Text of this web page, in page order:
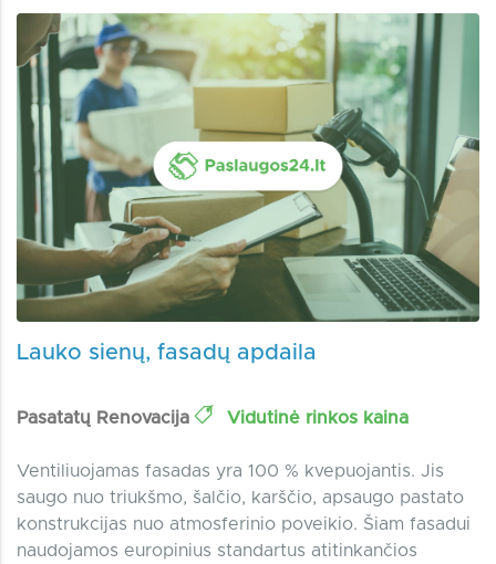
Lauko sienų, fasadų apdaila
Pasatatų Renovacija Vidutinė rinkos kaina
Ventiliuojamas fasadas yra 100 % kvepuojantis. Jis
saugo nuo triukšmo, šalčio, karščio, apsaugo pastato
konstrukcijas nuo atmosferinio poveikio. Šiam fasadui
naudojamos europinius standartus atitinkančios